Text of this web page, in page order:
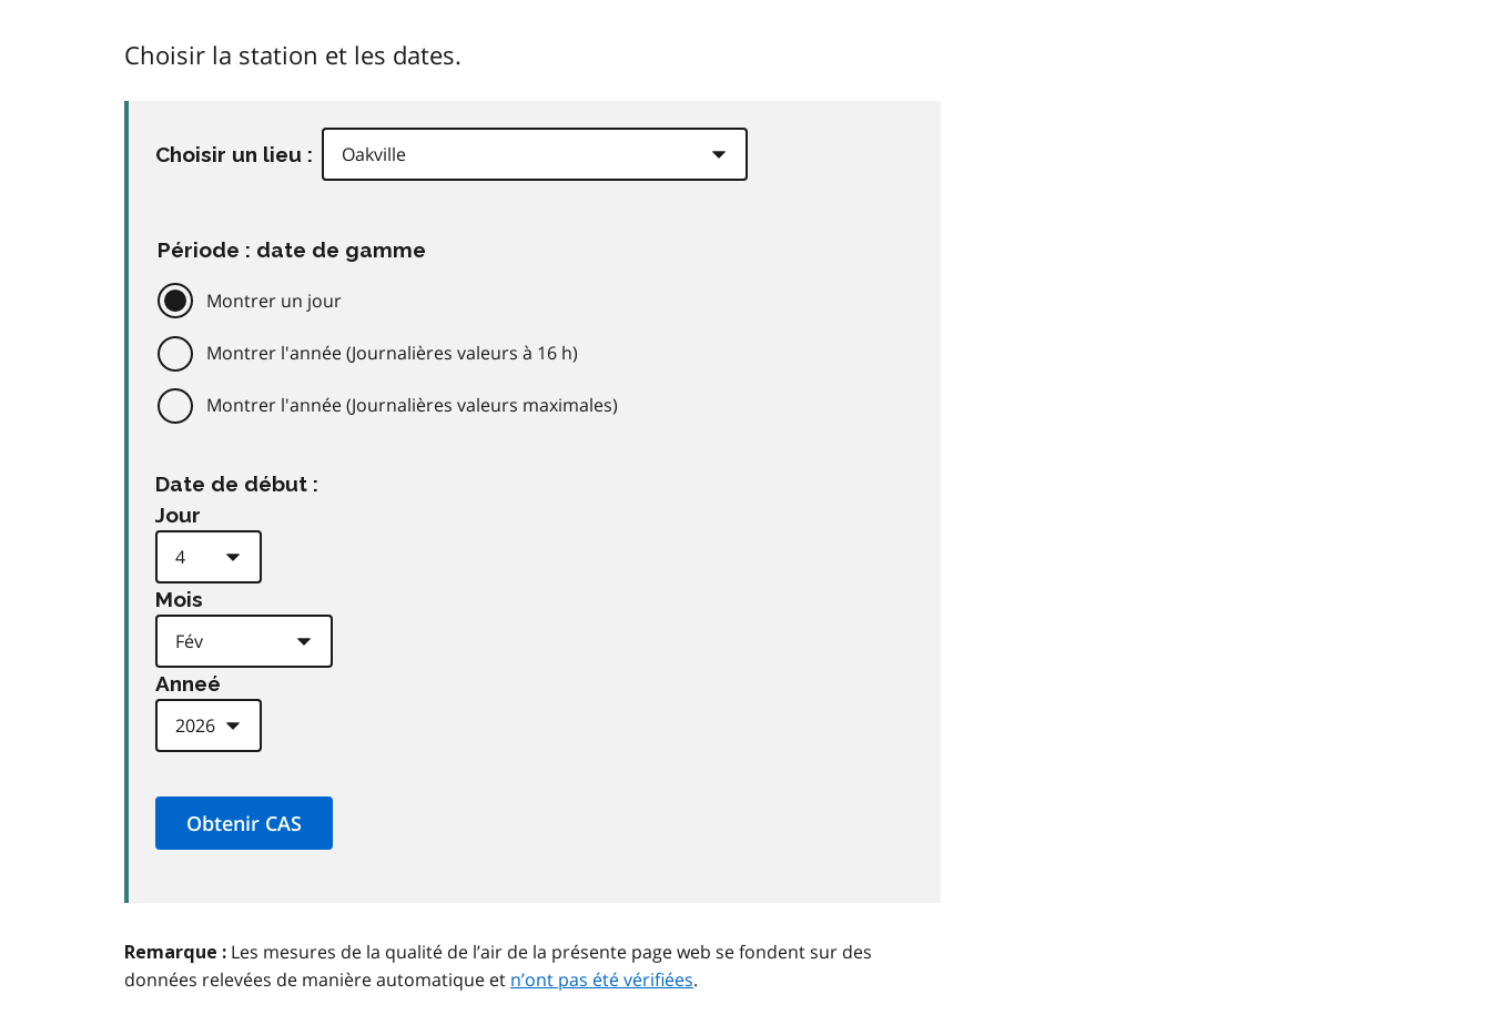
Choisir la station et les dates.
Choisir un lieu :
Période : date de gamme
Montrer un jour
Montrer l'année (Journalières valeurs à 16 h)
Montrer l'année (Journalières valeurs maximales)
Date de début :
Jour
Mois
Anneé
Remarque : Les mesures de la qualité de l’air de la présente page web se fondent sur des
données relevées de manière automatique et n’ont pas été vérifiées.